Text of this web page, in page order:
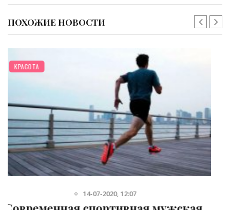
ПОХОЖИЕ НОВОСТИ
РАЗНОЕ
6-08-2013, 16:27